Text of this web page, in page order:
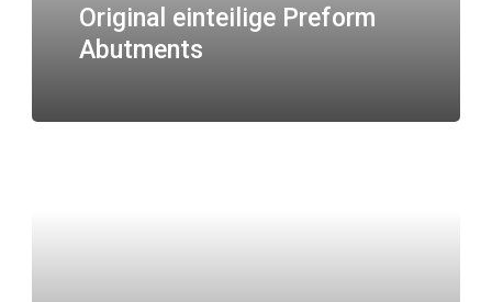
Original einteilige Preform
Abutments